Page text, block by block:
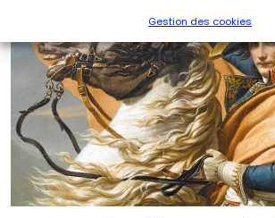
Gestion des cookies